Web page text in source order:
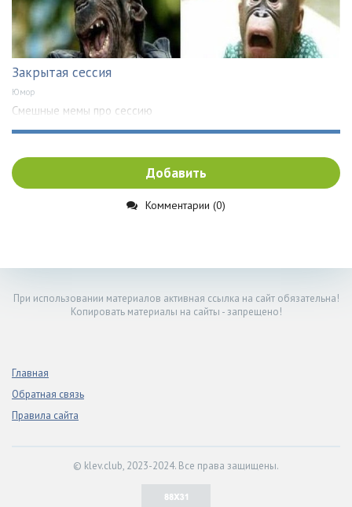
Закрытая сессия
Юмор
Смешные мемы про сессию
Добавить
Комментарии (0)
При использовании материалов активная ссылка на сайт обязательна!
Копировать материалы на сайты - запрещено!
Главная
Обратная связь
Правила сайта
© klev.club, 2023-2024. Все права защищены.